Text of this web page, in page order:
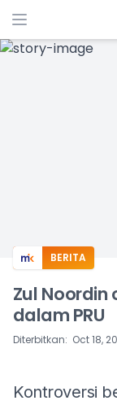
BERITA
Zul Noordin
dalam PRU
Diterbitkan: Oct 18,
Kontroversi